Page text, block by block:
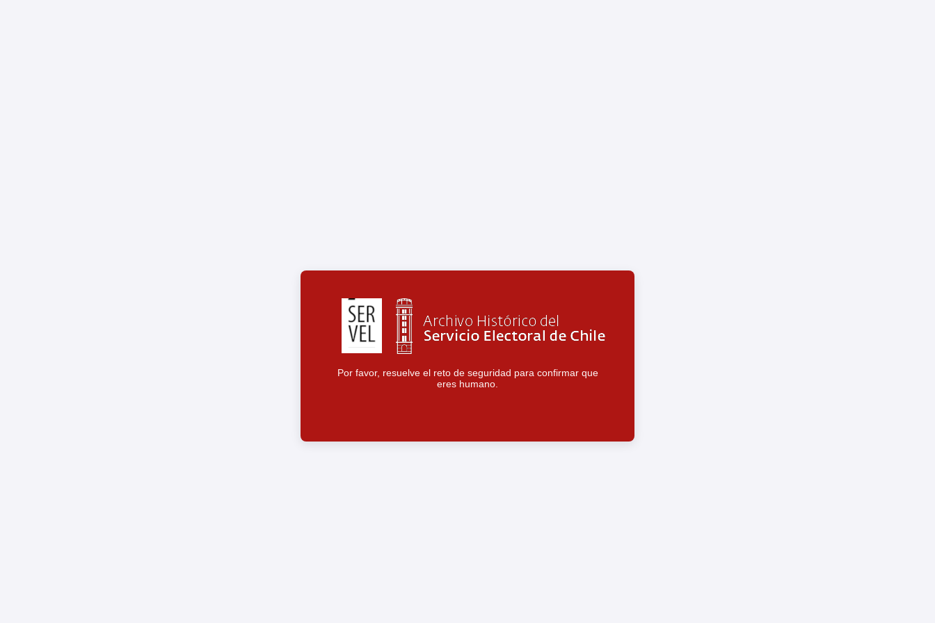
Por favor, resuelve el reto de seguridad para confirmar que
eres humano.